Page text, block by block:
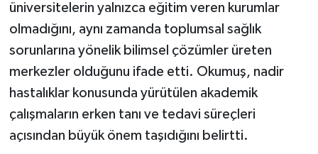
üniversitelerin yalnızca eğitim veren kurumlar
olmadığını, aynı zamanda toplumsal sağlık
sorunlarına yönelik bilimsel çözümler üreten
merkezler olduğunu ifade etti. Okumuş, nadir
hastalıklar konusunda yürütülen akademik
çalışmaların erken tanı ve tedavi süreçleri
açısından büyük önem taşıdığını belirtti.